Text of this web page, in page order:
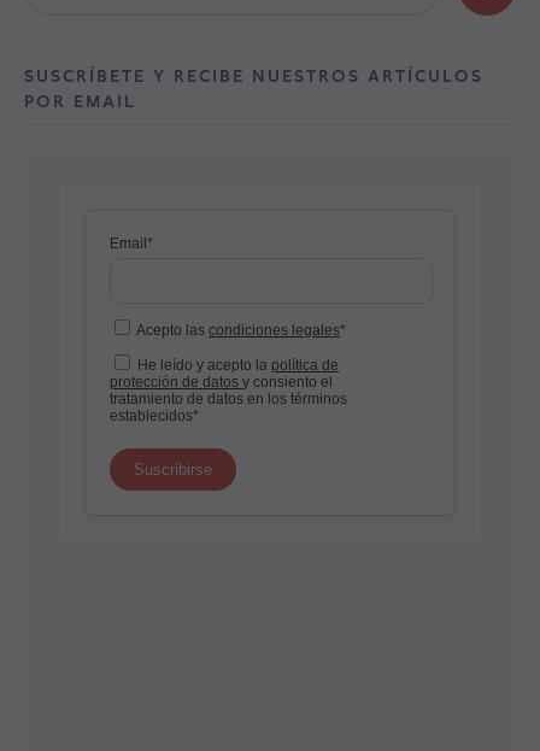
SUSCRÍBETE Y RECIBE NUESTROS ARTÍCULOS
POR EMAIL